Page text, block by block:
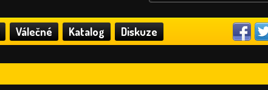
Válečné Katalog Diskuze